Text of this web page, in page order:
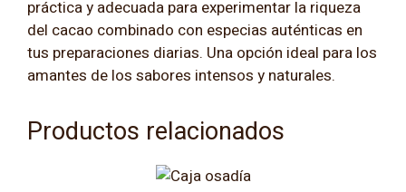
práctica y adecuada para experimentar la riqueza
del cacao combinado con especias auténticas en
tus preparaciones diarias. Una opción ideal para los
amantes de los sabores intensos y naturales.
Productos relacionados